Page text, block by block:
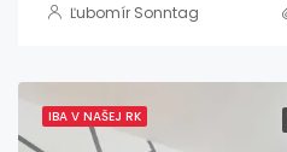
Ľubomír Sonntag
IBA V NAŠEJ RK